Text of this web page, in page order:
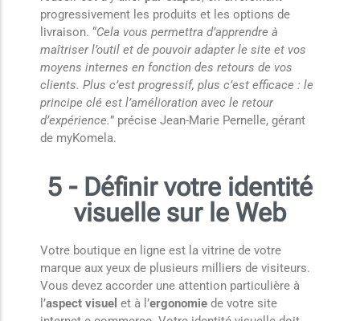
progressivement les produits et les options de
livraison. “Cela vous permettra d’apprendre à
maîtriser l’outil et de pouvoir adapter le site et vos
moyens internes en fonction des retours de vos
clients. Plus c’est progressif, plus c’est efficace : le
principe clé est l’amélioration avec le retour
d’expérience.” précise Jean-Marie Pernelle, gérant
de myKomela.
5 - Définir votre identité
visuelle sur le Web
Votre boutique en ligne est la vitrine de votre
marque aux yeux de plusieurs milliers de visiteurs.
Vous devez accorder une attention particulière à
l’aspect visuel et à l’ergonomie de votre site